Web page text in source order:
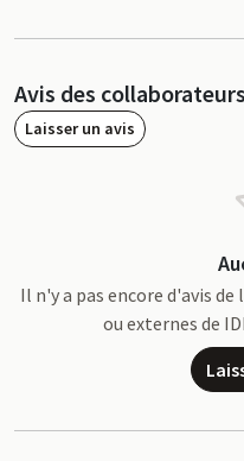
Avis des collaborateurs
Laisser un avis
Il n'y a pas encore d'avis
ou externes de